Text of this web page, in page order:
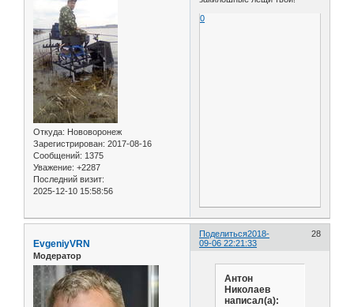
Откуда: Нововоронеж
Зарегистрирован: 2017-08-16
Сообщений: 1375
Уважение: +2287
Последний визит:
2025-12-10 15:58:56
0
Поделиться 28
2018-
09-06 22:21:33
EvgeniyVRN
Модератор
Антон
Николаев
написал(а):